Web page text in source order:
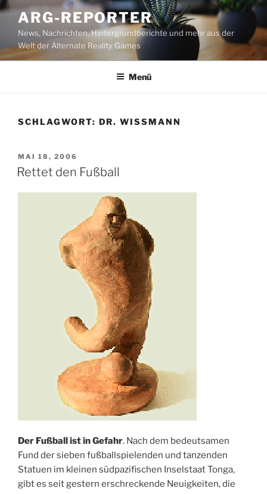
Zum
Inhalt
springen
ARG-REPORTER
News, Nachrichten, Hintergrundberichte und mehr aus der
Welt der Alternate Reality Games
Menü
SCHLAGWORT: DR. WISSMANN
VERÖFFENTLICHT
AM
MAI 18, 2006
Rettet den Fußball
Der Fußball ist in Gefahr. Nach dem bedeutsamen
Fund der sieben fußballspielenden und tanzenden
Statuen im kleinen südpazifischen Inselstaat Tonga,
gibt es seit gestern erschreckende Neuigkeiten, die